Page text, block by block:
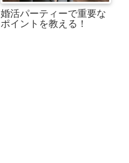
婚活パーティーで重要な
ポイントを教える！